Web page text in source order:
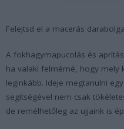
Felejtsd el a macerás
A fokhagymapucolás és
ha valaki felmérné, hogy mely
leginkább. Ideje megtanulni
segítségével nem csak
de remélhetőleg az ujjaink is